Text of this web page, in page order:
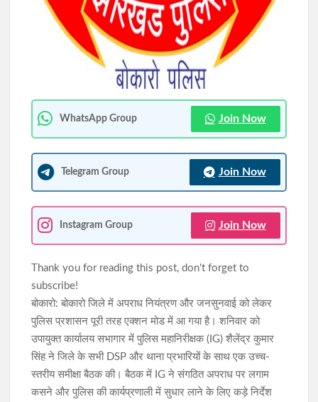
सिमडेगा के एसडीओ टैक्सी स्टैंड व मार्केट कॉम्प्लेक्स में चला अतिक्रमण
10 अगस्त को राष्ट्रव्यापी रास्ता रोको-रेल रोको अभियान, रांची में अल्बर्ट
WhatsApp Group Join Now
Telegram Group Join Now
Instagram Group Join Now
Thank you for reading this post, don't forget to
subscribe!
बोकारो: बोकारो जिले में अपराध नियंत्रण और जनसुनवाई को लेकर
पुलिस प्रशासन पूरी तरह एक्शन मोड में आ गया है। शनिवार को
उपायुक्त कार्यालय सभागार में पुलिस महानिरीक्षक (IG) शैलेंद्र कुमार
सिंह ने जिले के सभी DSP और थाना प्रभारियों के साथ एक उच्च-
स्तरीय समीक्षा बैठक की। बैठक में IG ने संगठित अपराध पर लगाम
कसने और पुलिस की कार्यप्रणाली में सुधार लाने के लिए कड़े निर्देश